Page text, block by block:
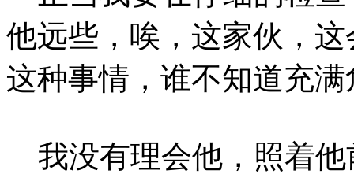
他远些，唉，这家伙，
这种事情，谁不知道充
我没有理会他，照着他